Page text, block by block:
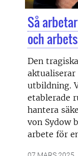
Så
och
Den
utbildning.
etablerade
hantera
von Sydow
arbete för